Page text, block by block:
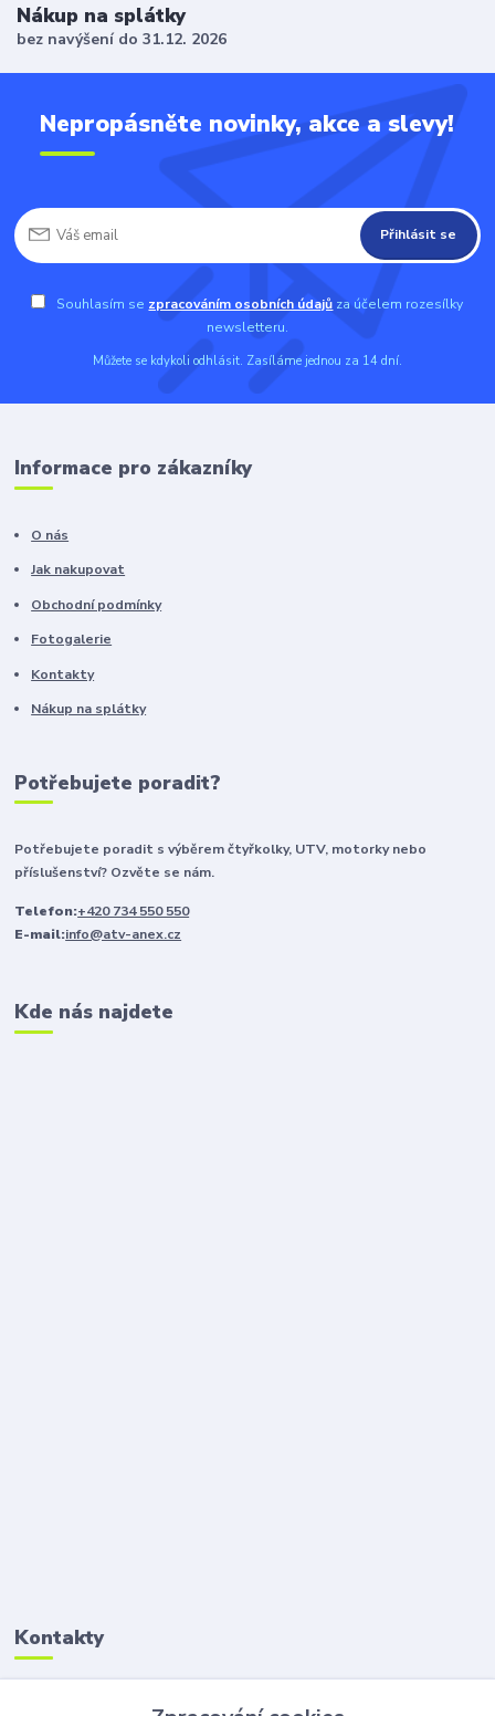
Nákup na splátky
bez navýšení do 31.12. 2026
Nepropásněte novinky, akce a slevy!
Přihlásit se
Souhlasím se zpracováním osobních údajů za účelem rozesílky
newsletteru.
Můžete se kdykoli odhlásit. Zasíláme jednou za 14 dní.
Informace pro zákazníky
O nás
Jak nakupovat
Obchodní podmínky
Fotogalerie
Kontakty
Nákup na splátky
Potřebujete poradit?
Potřebujete poradit s výběrem čtyřkolky, UTV, motorky nebo
příslušenství? Ozvěte se nám.
Telefon:+420 734 550 550
E-mail:info@atv-anex.cz
Kde nás najdete
Kontakty
Petr Šolin